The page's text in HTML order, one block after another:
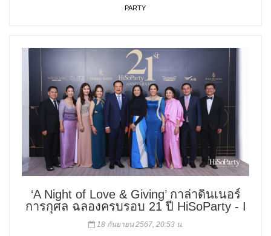
PARTY
‘A Night of Love & Giving’ กาล่าดินเนอร์
การกุศล ฉลองครบรอบ 21 ปี HiSoParty - I
18 กันยายน 2567, 20:53 น.